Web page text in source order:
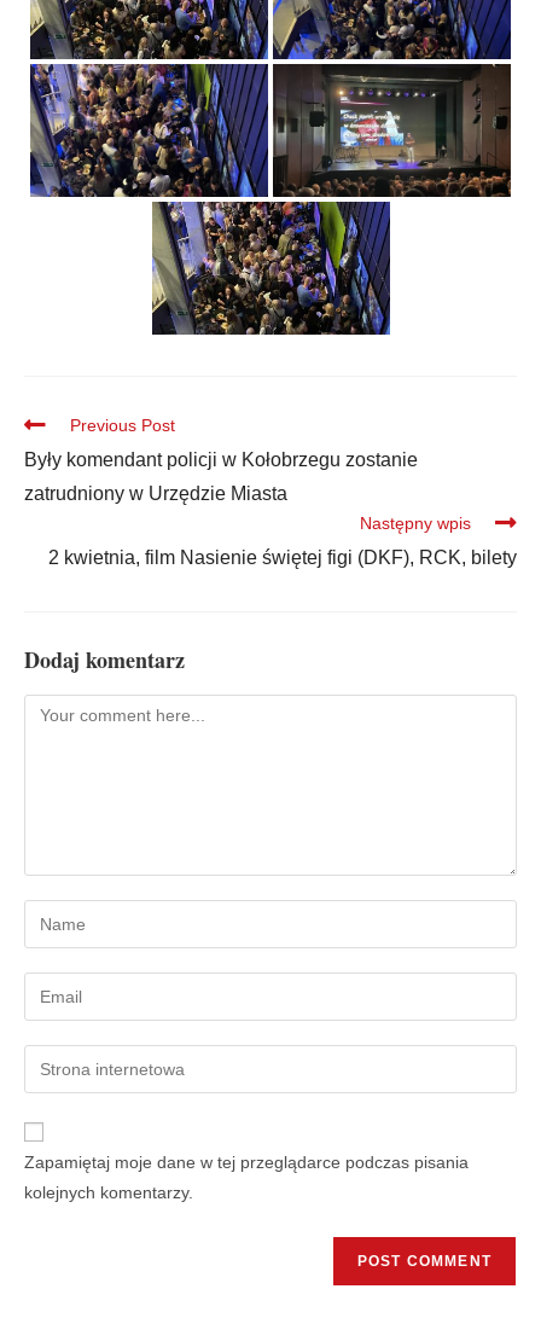
Previous Post
Były komendant policji w Kołobrzegu zostanie
zatrudniony w Urzędzie Miasta
Następny wpis
2 kwietnia, film Nasienie świętej figi (DKF), RCK, bilety
Dodaj komentarz
Zapamiętaj moje dane w tej przeglądarce podczas pisania
kolejnych komentarzy.